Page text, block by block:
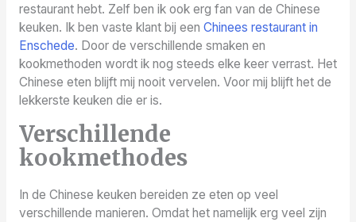
restaurant hebt. Zelf ben ik ook erg fan van de Chinese
keuken. Ik ben vaste klant bij een Chinees restaurant in
Enschede. Door de verschillende smaken en
kookmethoden wordt ik nog steeds elke keer verrast. Het
Chinese eten blijft mij nooit vervelen. Voor mij blijft het de
lekkerste keuken die er is.
Verschillende
kookmethodes
In de Chinese keuken bereiden ze eten op veel
verschillende manieren. Omdat het namelijk erg veel zijn